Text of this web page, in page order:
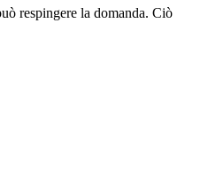
respingere la domanda. Ciò